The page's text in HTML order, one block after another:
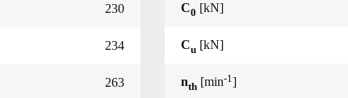
230
234
263
C0 [kN]
Cu [kN]
nth [min-1 ]